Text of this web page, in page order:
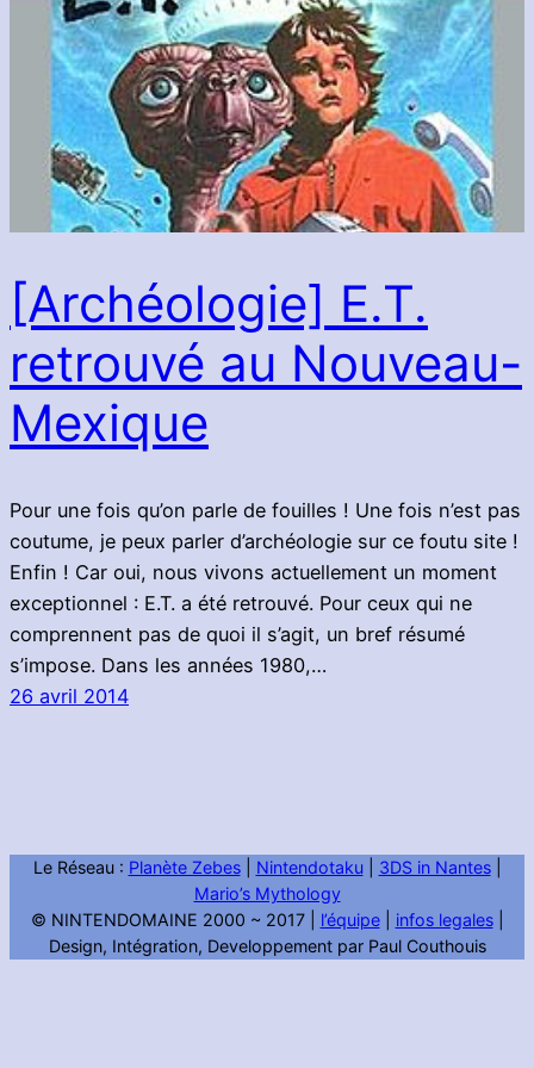
[Archéologie] E.T.
retrouvé au Nouveau-
Mexique
Pour une fois qu’on parle de fouilles ! Une fois n’est pas
coutume, je peux parler d’archéologie sur ce foutu site !
Enfin ! Car oui, nous vivons actuellement un moment
exceptionnel : E.T. a été retrouvé. Pour ceux qui ne
comprennent pas de quoi il s’agit, un bref résumé
s’impose. Dans les années 1980,…
26 avril 2014
Le Réseau : Planète Zebes| Nintendotaku| 3DS in Nantes|
Mario’s Mythology
© NINTENDOMAINE 2000 ~ 2017 | l’équipe| infos legales|
Design, Intégration, Developpement par Paul Couthouis